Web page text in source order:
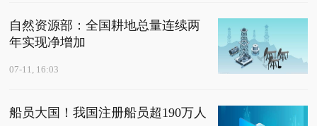
自然资源部：全国耕地总量连续两
年实现净增加
07-11, 16:03
船员大国！我国注册船员超190万人